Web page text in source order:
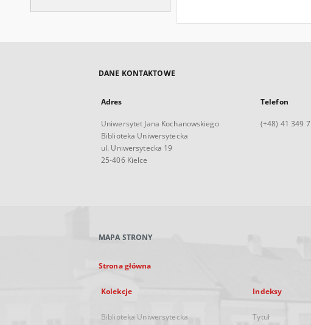
DANE KONTAKTOWE
Adres
Uniwersytet Jana Kochanowskiego
Biblioteka Uniwersytecka
ul. Uniwersytecka 19
25-406 Kielce
Telefon
(+48) 41 349
MAPA STRONY
Strona główna
Kolekcje
Biblioteka Uniwersytecka
Indeksy
Tytuł